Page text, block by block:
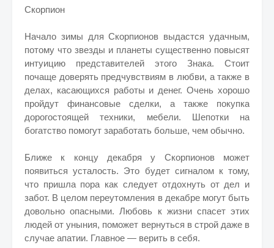
Скорпион
Начало зимы для Скорпионов выдастся удачным,
потому что звезды и планеты существенно повысят
интуицию представителей этого Знака. Стоит
почаще доверять предчувствиям в любви, а также в
делах, касающихся работы и денег. Очень хорошо
пройдут финансовые сделки, а также покупка
дорогостоящей техники, мебели. Шепотки на
богатство помогут заработать больше, чем обычно.
Ближе к концу декабря у Скорпионов может
появиться усталость. Это будет сигналом к тому,
что пришла пора как следует отдохнуть от дел и
забот. В целом переутомления в декабре могут быть
довольно опасными. Любовь к жизни спасет этих
людей от уныния, поможет вернуться в строй даже в
случае апатии. Главное — верить в себя.